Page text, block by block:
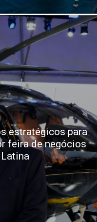
estratégicos para
feira de negócios